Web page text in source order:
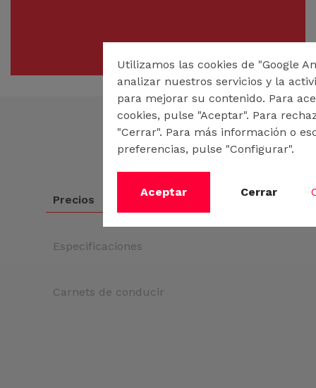
Precios
Especificaciones
Carnets de conducir
Utilizamos las cookies de "Google
analizar nuestros servicios y la
para mejorar su contenido. Para
cookies, pulse "Aceptar". Para
"Cerrar". Para más información o
preferencias, pulse "Configurar".
Aceptar Cerrar